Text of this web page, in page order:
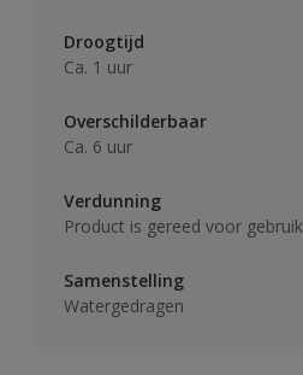
Droogtijd
Ca. 1 uur
Overschilderbaar
Ca. 6 uur
Verdunning
Product is gereed voor gebruik
Samenstelling
Watergedragen